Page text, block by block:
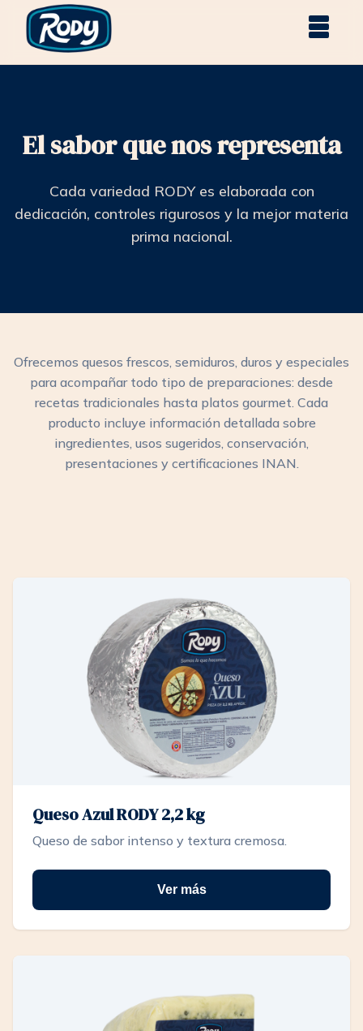
El sabor que nos representa
Cada variedad RODY es elaborada con
dedicación, controles rigurosos y la mejor materia
prima nacional.
Ofrecemos quesos frescos, semiduros, duros y especiales
para acompañar todo tipo de preparaciones: desde
recetas tradicionales hasta platos gourmet. Cada
producto incluye información detallada sobre
ingredientes, usos sugeridos, conservación,
presentaciones y certificaciones INAN.
Queso Azul RODY 2,2 kg
Queso de sabor intenso y textura cremosa.
Ver más